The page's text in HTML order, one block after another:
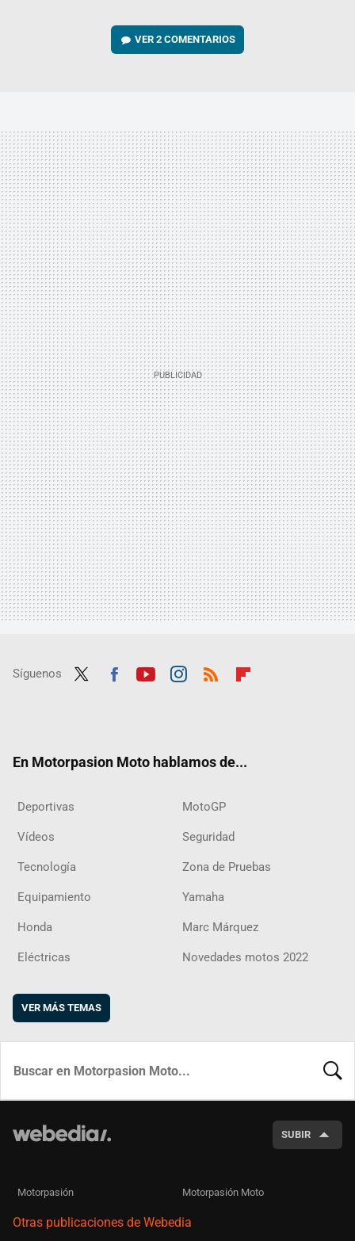
VER2 COMENTARIOS
Síguenos
En Motorpasion Moto hablamos de...
Deportivas MotoGP
Vídeos Seguridad
Tecnología Zona de Pruebas
Equipamiento Yamaha
Honda Marc Márquez
Eléctricas Novedades motos 2022
VER MÁS TEMAS
SUBIR
Motorpasión Motorpasión Moto
Otras publicaciones de Webedia